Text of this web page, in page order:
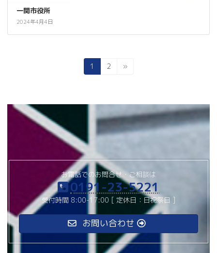
一関市役所
2024年4月4日
Page
1 Page
2 »
お電話でのお問合せ・ご相談は
0191-23-5221
受付時間 8:00-17:00 [ 定休日：日祝祭日 ]
お問い合わせ